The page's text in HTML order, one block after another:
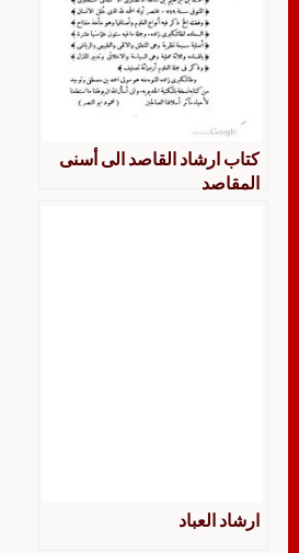
كتاب ارشاد القاصد الى أسنى
المقاصد
ارشاد العباد